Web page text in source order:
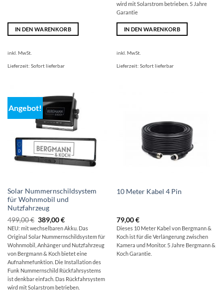
IN DEN WARENKORB
inkl. MwSt.
Lieferzeit: Sofort lieferbar
wird mit Solarstrom betrieben. 5 Jahre
Garantie
IN DEN WARENKORB
inkl. MwSt.
Lieferzeit: Sofort lieferbar
Angebot!
Solar Nummernschildsystem
für Wohnmobil und
Nutzfahrzeug
499,00€ Ursprünglicher
Preis
war:
499,00 €
389,00€Aktueller
Preis
ist:
389,00 €.
NEU: mit wechselbaren Akku. Das
Original Solar Nummernschildsystem für
Wohnmobil, Anhänger und Nutzfahrzeug
von Bergmann & Koch bietet eine
Aufnahmefunktion. Die Installation des
Funk Nummernschild Rückfahrsystems
ist denkbar einfach. Das Rückfahrsystem
wird mit Solarstrom betrieben.
10 Meter Kabel 4 Pin
79,00€
Dieses 10 Meter Kabel von Bergmann &
Koch ist für die Verlängerung zwischen
Kamera und Monitor. 5 Jahre Bergmann &
Koch Garantie.